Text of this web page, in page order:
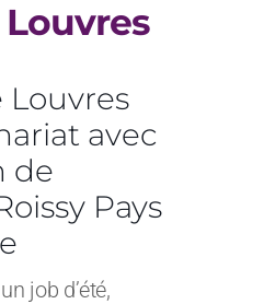
Louvres
Louvres
avec
de
Pays
job d’été,